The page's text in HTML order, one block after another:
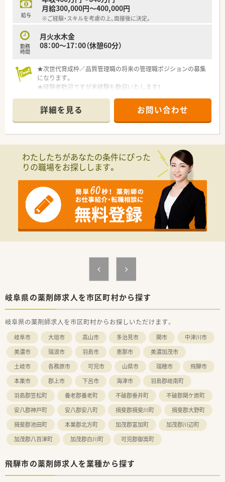
給与
月給300,000円～400,000円
※ご経験・スキルを考慮の上、面接後に決定。
勤務
時間
月火水木金
08：00～17：00（休憩60分）
★次世代育成枠／品質管理職の将来の管理職ポジションの募集
になります。
★経験者歓迎ですが未経験も歓迎いたします！
す！
＼ こんな企業です！ ／
■世界に誇れる付加価値の創造に注力をして半世紀以上の歴史
■成長を推進する大きな力として、植物や動物など天然物からの
抽出技術、成分を単離する精製技術、化学合成の合成技術と多分
野の技術を有しており、抽出・精製・合成を組合せた製品化も可能
■技術力と医薬品GMPに準拠した製造管理・品質管理は、幅広い
お客様からの多様なニーズに対応し、厚い信頼を得ています。
■風通しが良く、全従業員に平等にチャンスが与えられる風土。
意欲、能力、成果次第でどんどん仕事が任され、評価が処遇に反
映される点も特徴です！
■健康経営にも真剣に取り組む企業！健康経営優良法人ホワイト
500に認定されています。
＼こんな方にオススメ／
■安定した環境でじっくり経験を積みながらお仕事されたい方
詳細を見る お問い合わせ
わたしたちがあなたの条件にぴった
りの職場をお探しします。
岐阜県の薬剤師求人を市区町村から探す
岐阜県の薬剤師求人を市区町村からお探しいただけます。
岐阜市 大垣市 高山市 多治見市 関市
中津川市
美濃市
瑞浪市 羽島市 恵那市
美濃加茂市
土岐市
各務原市 可児市 山県市 瑞穂市
飛騨市
本巣市
郡上市 下呂市 海津市
羽島郡岐南町
羽島郡笠松町
養老郡養老町 不破郡垂井町
不破郡関ケ原町
安八郡神戸町
安八郡安八町 揖斐郡揖斐川町
揖斐郡大野町
揖斐郡池田町
本巣郡北方町 加茂郡富加町
加茂郡川辺町
加茂郡八百津町
加茂郡白川町 可児郡御嵩町
飛騨市の薬剤師求人を業種から探す